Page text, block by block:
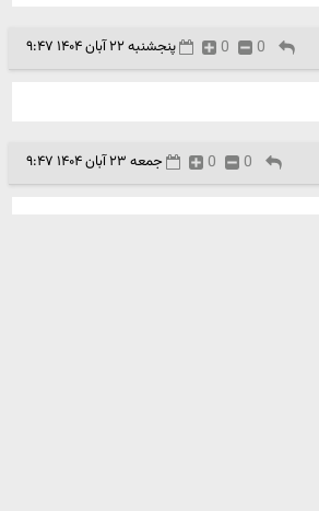
پنجشنبه ۲۲ آبان ۱۴۰۴ ۹:۴۷ 0
0
جمعه ۲۳ آبان ۱۴۰۴ ۹:۴۷ 0
0